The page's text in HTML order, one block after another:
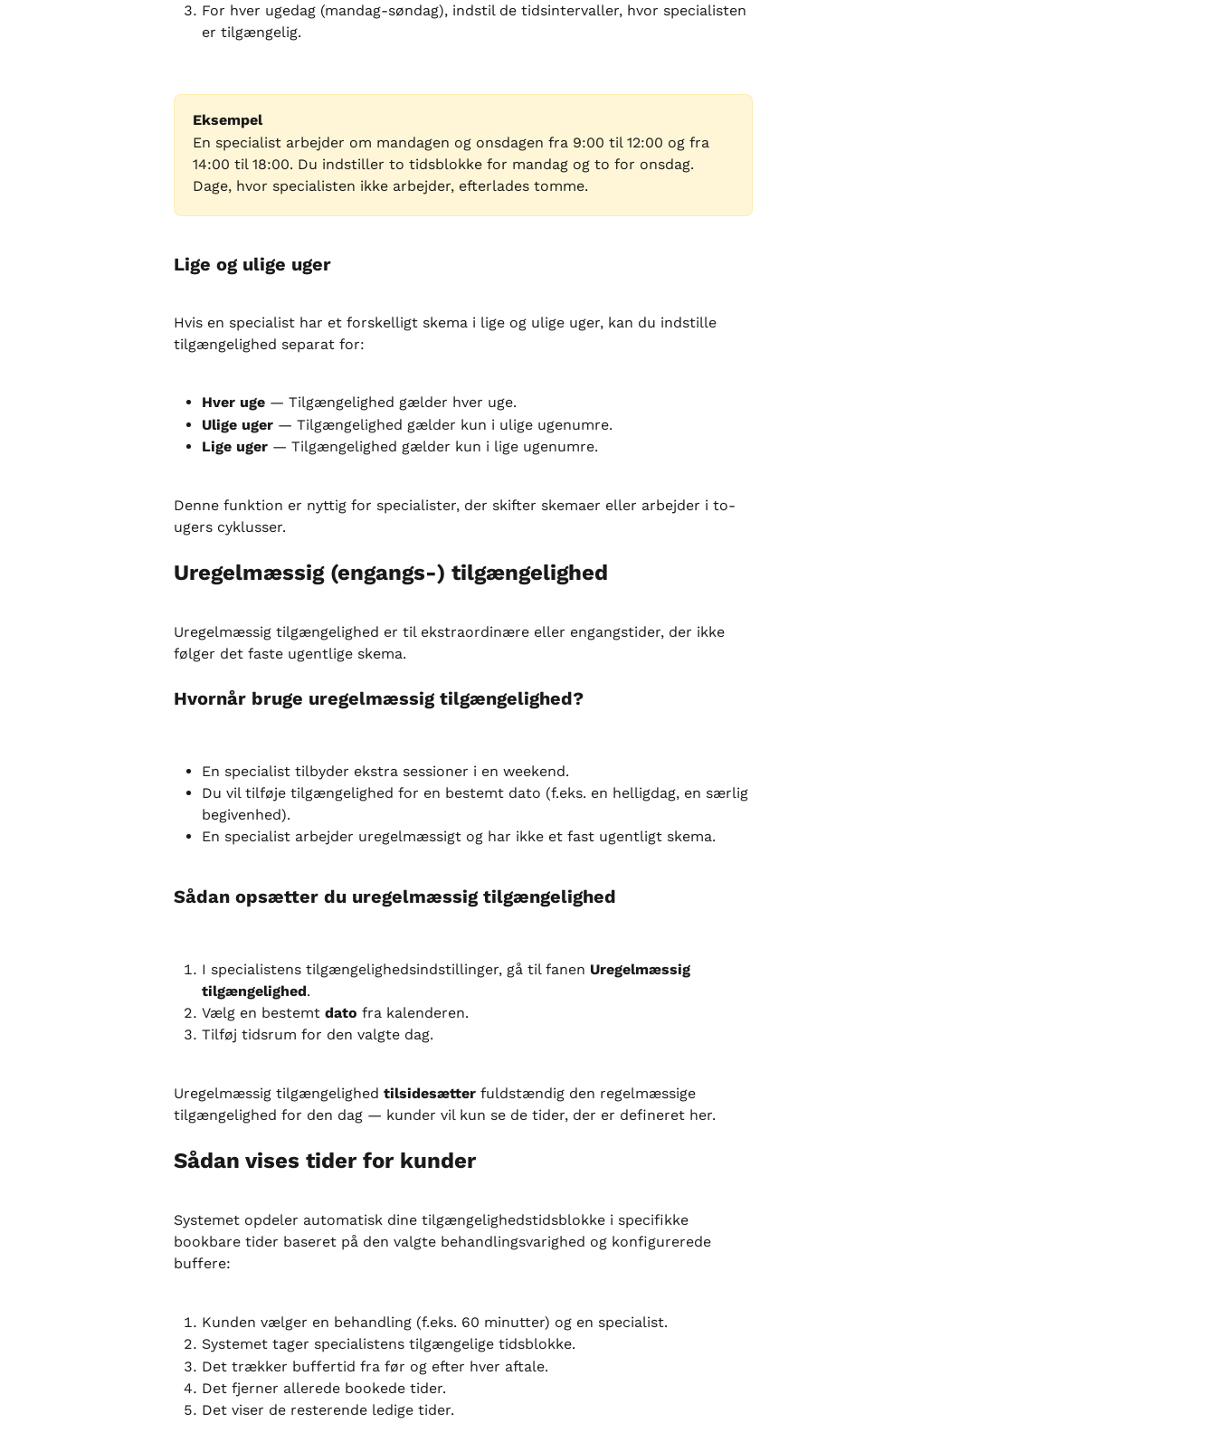
For hver ugedag (mandag-søndag), indstil de tidsintervaller, hvor specialisten
er tilgængelig.
Eksempel
En specialist arbejder om mandagen og onsdagen fra 9:00 til 12:00 og fra
14:00 til 18:00. Du indstiller to tidsblokke for mandag og to for onsdag.
Dage, hvor specialisten ikke arbejder, efterlades tomme.
Lige og ulige uger
Hvis en specialist har et forskelligt skema i lige og ulige uger, kan du indstille
tilgængelighed separat for:
Hver uge — Tilgængelighed gælder hver uge.
Ulige uger — Tilgængelighed gælder kun i ulige ugenumre.
Lige uger — Tilgængelighed gælder kun i lige ugenumre.
Denne funktion er nyttig for specialister, der skifter skemaer eller arbejder i to-
ugers cyklusser.
Uregelmæssig (engangs-) tilgængelighed
Uregelmæssig tilgængelighed er til ekstraordinære eller engangstider, der ikke
følger det faste ugentlige skema.
Hvornår bruge uregelmæssig tilgængelighed?
En specialist tilbyder ekstra sessioner i en weekend.
Du vil tilføje tilgængelighed for en bestemt dato (f.eks. en helligdag, en særlig
begivenhed).
En specialist arbejder uregelmæssigt og har ikke et fast ugentligt skema.
Sådan opsætter du uregelmæssig tilgængelighed
I specialistens tilgængelighedsindstillinger, gå til fanen Uregelmæssig
tilgængelighed.
Vælg en bestemt dato fra kalenderen.
Tilføj tidsrum for den valgte dag.
Uregelmæssig tilgængelighed tilsidesætter fuldstændig den regelmæssige
tilgængelighed for den dag — kunder vil kun se de tider, der er defineret her.
Sådan vises tider for kunder
Systemet opdeler automatisk dine tilgængelighedstidsblokke i specifikke
bookbare tider baseret på den valgte behandlingsvarighed og konfigurerede
buffere:
Kunden vælger en behandling (f.eks. 60 minutter) og en specialist.
Systemet tager specialistens tilgængelige tidsblokke.
Det trækker buffertid fra før og efter hver aftale.
Det fjerner allerede bookede tider.
Det viser de resterende ledige tider.